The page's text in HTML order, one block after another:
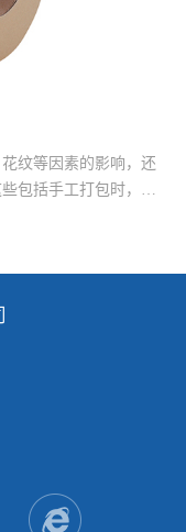
纹等因素的影响，还
包括手工打包时，搭